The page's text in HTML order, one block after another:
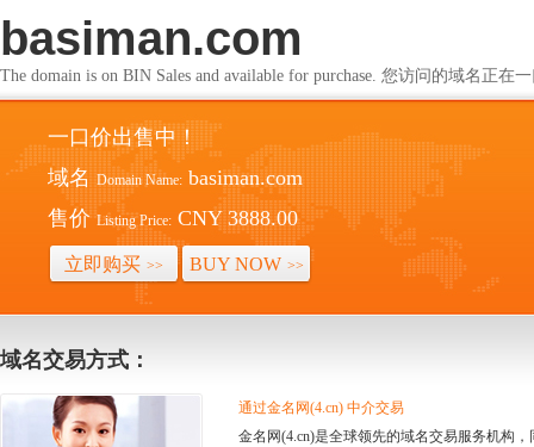
basiman.com
The domain is on BIN Sales and available for purchase. 您访问的域名正在
一口价出售中！
域名 Domain Name: basiman.com
售价 Listing Price: CNY 3888.00
立即购买 >> BUY NOW >>
域名交易方式：
通过金名网(4.cn) 中介交易
金名网(4.cn)是全球领先的域名交易服务机构